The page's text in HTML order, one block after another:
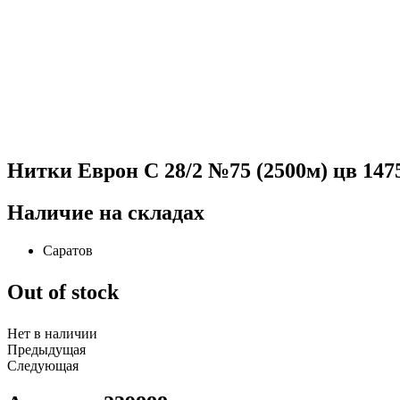
Нитки Еврон С 28/2 №75 (2500м) цв
Наличие на складах
Саратов
Out of stock
Нет в наличии
Предыдущая
Следующая